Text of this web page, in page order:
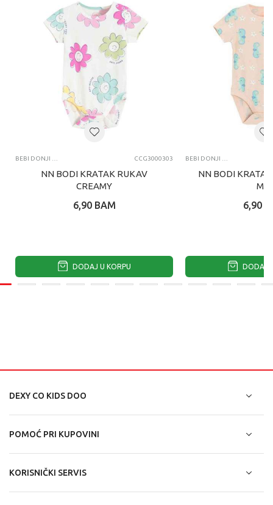
CCG3000303
NN BODI KRATAK RUKAV
CREAMY
6,90 BAM
DODAJ U KORPU
NN BODI
MIX
6,90
DODAJ
DEXY CO KIDS DOO
POMOĆ PRI KUPOVINI
KORISNIČKI SERVIS